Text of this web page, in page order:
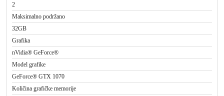
2
Maksimalno podržano
32GB
Grafika
nVidia® GeForce®
Model grafike
GeForce® GTX 1070
Količina grafičke memorije